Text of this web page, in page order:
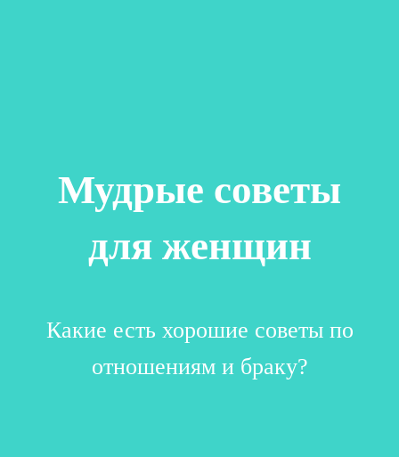
Мудрые советы
для женщин
Какие есть хорошие советы по
отношениям и браку?